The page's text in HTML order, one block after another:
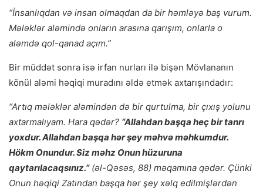
“İnsanlıqdan və insan olmaqdan da bir həmləyə baş vurum.
Mələklər aləmində onların arasına qarışım, onlarla o
aləmdə qol-qanad açım.”
Bir müddət sonra isə irfan nurları ilə bişən Mövlananın
könül aləmi həqiqi muradını əldə etmək axtarışındadır:
“Artıq mələklər aləmindən də bir qurtulma, bir çıxış yolunu
axtarmalıyam. Hara qədər? “Allahdan başqa heç bir tanrı
yoxdur. Allahdan başqa hər şey məhvə məhkumdur.
Hökm Onundur. Siz məhz Onun hüzuruna
qaytarılacaqsınız.”(əl-Qəsəs, 88) məqamına qədər. Çünki
Onun həqiqi Zatından başqa hər şey xəlq edilmişlərdən